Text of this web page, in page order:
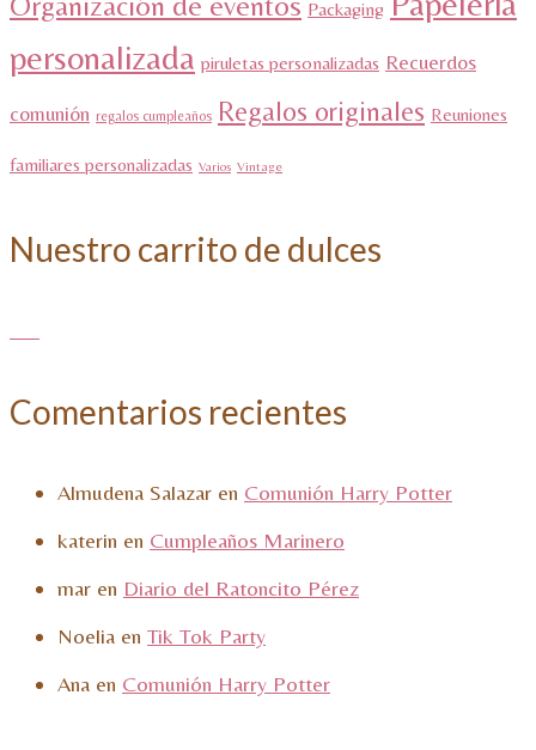
Packaging
personalizada piruletas personalizadas Recuerdos
comunión regalos cumpleaños Regalos originales Reuniones
familiares personalizadas Varios Vintage
Nuestro carrito de dulces
Comentarios recientes
Almudena Salazar en Comunión Harry Potter
katerin en Cumpleaños Marinero
mar en Diario del Ratoncito Pérez
Noelia en Tik Tok Party
Ana en Comunión Harry Potter